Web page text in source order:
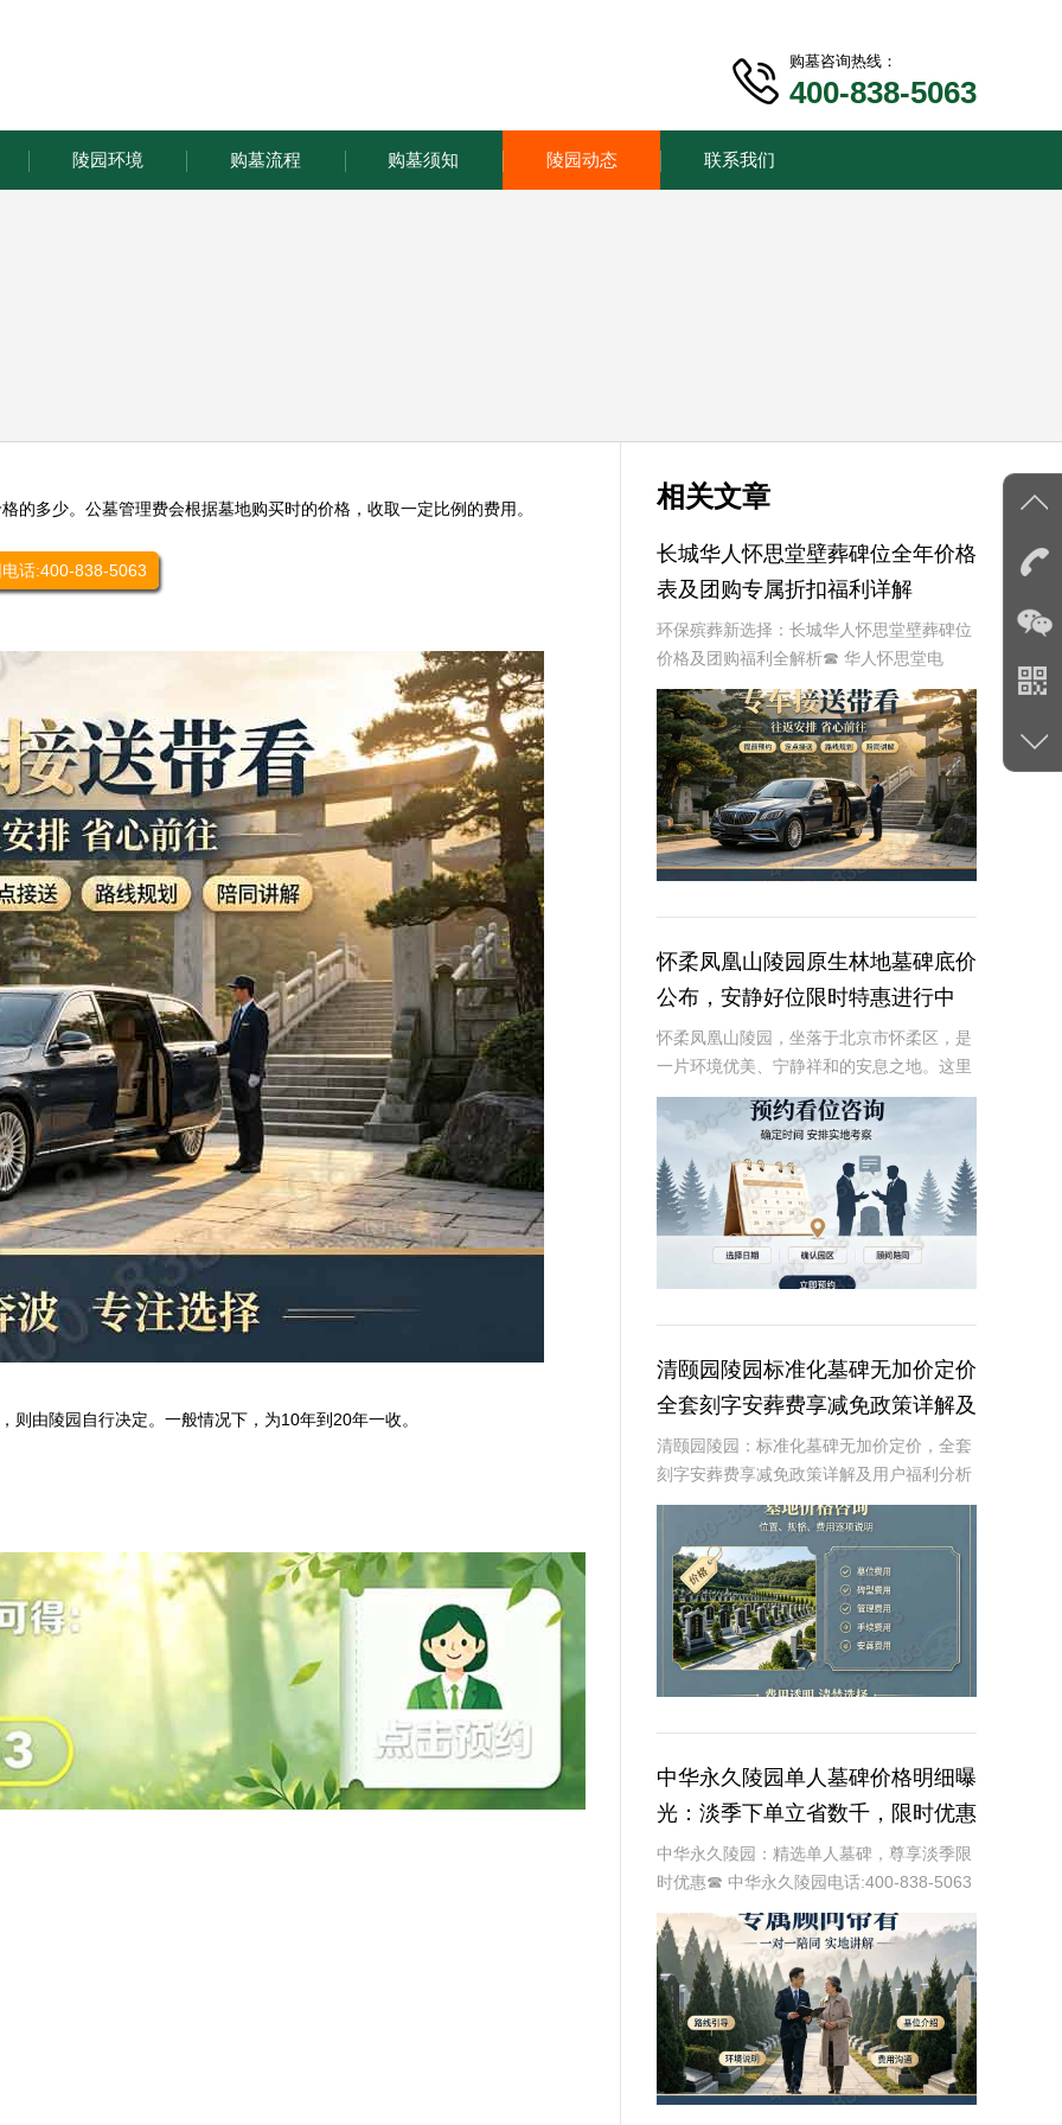
购墓咨询热线：
400-838-5063
陵园环境 购墓流程 购墓须知 陵园动态 联系我们
的多少。公墓管理费会根据墓地购买时的价格，收取一定比例的费用。
话:400-838-5063
则由陵园自行决定。一般情况下，为10年到 20年一收。
相关文章
长城华人怀思堂壁葬碑位全年价格
表及团购专属折扣福利详解
环保殡葬新选择：长城华人怀思堂壁葬碑位
价格及团购福利全解析☎ 华人怀思堂电
话:400-838-5063随着现代人对身后事的规
划日益细致，壁葬作为一种绿色、节地的殡
葬方式逐渐走进大众视野。长城华人怀思
怀柔凤凰山陵园原生林地墓碑底价
公布，安静好位限时特惠进行中
怀柔凤凰山陵园，坐落于北京市怀柔区，是
一片环境优美、宁静祥和的安息之地。这里
不仅拥有得天独厚的自然环境，还以其独特
的原生林地墓碑设计，为逝者提供一个安静
而尊贵的归宿。近期，陵园推出了一项限时
特惠活动，
清颐园陵园标准化墓碑无加价定价
全套刻字安葬费享减免政策详解及
用户福利分析
清颐园陵园：标准化墓碑无加价定价，全套
刻字安葬费享减免政策详解及用户福利分析
☎ 清颐园公墓电话:400-838-5063在现代社
会，人们对死亡和身后事的规划越来越重
视。清颐园陵园作为一家专业的陵园服
中华永久陵园单人墓碑价格明细曝
光：淡季下单立省数千，限时优惠
深度解析
中华永久陵园：精选单人墓碑，尊享淡季限
时优惠☎ 中华永久陵园电话:400-838-5063
中华永久陵园，作为国内知名的陵园品牌，
始终以提供高品质的墓碑产品和服务为己
任。本文将全面解析中华永久陵园多款